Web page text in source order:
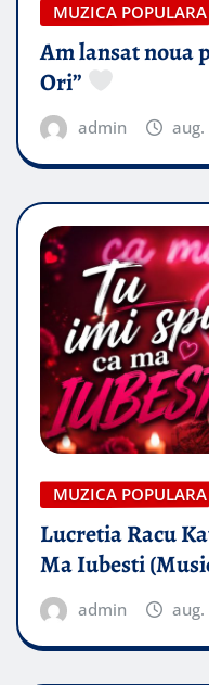
MUZICA POPULARA
Am lansat noua
Ori”
admin aug.
MUZICA POPULARA
Lucretia Racu
Ma Iubesti
admin aug.